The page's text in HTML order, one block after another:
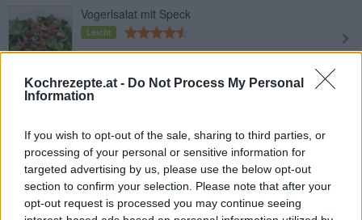
Kochrezepte.at - Do Not Process My Personal
Information
If you wish to opt-out of the sale, sharing to third parties, or
processing of your personal or sensitive information for
targeted advertising by us, please use the below opt-out
section to confirm your selection. Please note that after your
opt-out request is processed you may continue seeing
Vogerlsalat mit Speck
Leicht
Zucchinisalat
Rote-Rüben-Salat